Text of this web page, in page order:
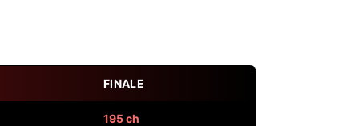
FINALE
195 ch